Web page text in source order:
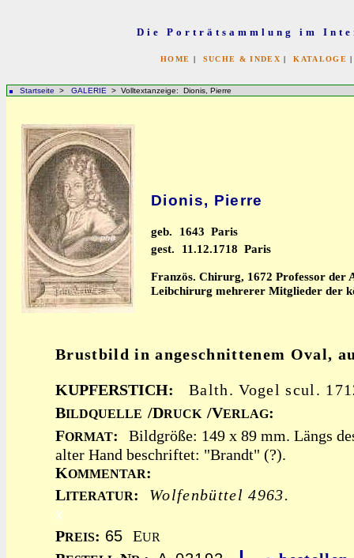
Die Porträtsammlung im
HOME | SUCHE & INDEX |KATALOGE
Startseite > GALERIE > Volltextanzeige: Dionis, Pierre
Dionis, Pierre
geb.
1643 Paris
gest.
11.12.1718 Paris
Französ. Chirurg, 1672 Professor der
Leibchirurg mehrerer Mitglieder der
Brustbild in angeschnittenem Oval,
KUPFERSTICH:
Balth. Vogel scul.
BILDQUELLE /DRUCK /VERLAG:
FORMAT:
Bildgröße: 149 x 89 mm. Längs
alter Hand beschriftet: "Brandt" (?).
KOMMENTAR:
LITERATUR:
Wolfenbüttel 4963.
x
PREIS: 65 EUR